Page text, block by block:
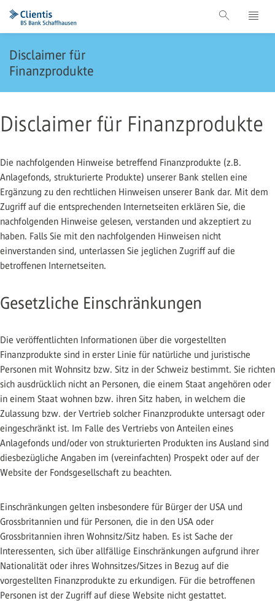
Disclaimer für
Finanzprodukte
Disclaimer für Finanzprodukte
Die nachfolgenden Hinweise betreffend Finanzprodukte (z.B.
Anlagefonds, strukturierte Produkte) unserer Bank stellen eine
Ergänzung zu den rechtlichen Hinweisen unserer Bank dar. Mit dem
Zugriff auf die entsprechenden Internetseiten erklären Sie, die
nachfolgenden Hinweise gelesen, verstanden und akzeptiert zu
haben. Falls Sie mit den nachfolgenden Hinweisen nicht
einverstanden sind, unterlassen Sie jeglichen Zugriff auf die
betroffenen Internetseiten.
Gesetzliche Einschränkungen
Die veröffentlichten Informationen über die vorgestellten
Finanzprodukte sind in erster Linie für natürliche und juristische
Personen mit Wohnsitz bzw. Sitz in der Schweiz bestimmt. Sie richten
sich ausdrücklich nicht an Personen, die einem Staat angehören oder
in einem Staat wohnen bzw. ihren Sitz haben, in welchem die
Zulassung bzw. der Vertrieb solcher Finanzprodukte untersagt oder
eingeschränkt ist. Im Falle des Vertriebs von Anteilen eines
Anlagefonds und/oder von strukturierten Produkten ins Ausland sind
diesbezügliche Angaben im (vereinfachten) Prospekt oder auf der
Website der Fondsgesellschaft zu beachten.
Einschränkungen gelten insbesondere für Bürger der USA und
Grossbritannien und für Personen, die in den USA oder
Grossbritannien ihren Wohnsitz/Sitz haben. Es ist Sache der
Interessenten, sich über allfällige Einschränkungen aufgrund ihrer
Nationalität oder ihres Wohnsitzes/Sitzes in Bezug auf die
vorgestellten Finanzprodukte zu erkundigen. Für die betroffenen
Personen ist der Zugriff auf diese Website nicht gestattet.